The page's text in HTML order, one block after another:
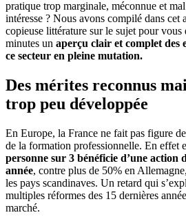
pratique trop marginale, méconnue et
intéresse ? Nous avons compilé dans cet
copieuse littérature sur le sujet pour vous
minutes un aperçu clair et complet des
ce secteur en pleine mutation.
Des mérites reconnus
trop peu développée
En Europe, la France ne fait pas figure
de la formation professionnelle. En effet
personne sur 3 bénéficie d’une action
année, contre plus de 50% en
les pays scandinaves. Un retard qui
multiples réformes des 15 dernières
marché.